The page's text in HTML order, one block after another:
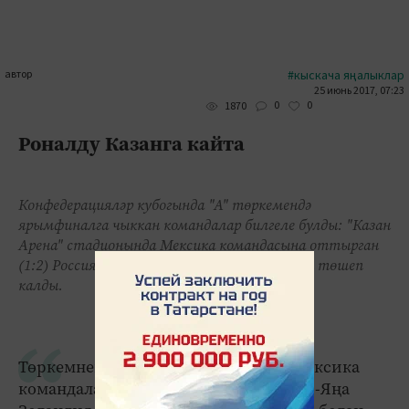
автор #кыскача яңалыклар
25 июнь 2017, 07:23
1870
0 0
Роналду Казанга кайта
Конфедерацияләр кубогында "А" төркемендә
ярымфиналга чыккан командалар билгеле булды: "Казан
Арена" стадионында Мексика командасына оттырган
(1:2) Россия җыелмасы кубок өчен көрәштән төшеп
калды.
Төркемнең соңгы турында Россия-Мексика
командалары матчы - 1:2, Португалия-Яңа